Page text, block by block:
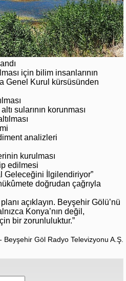
için bilim insanlarının
Genel Kurul kürsüsünden
sularının korunması
analizleri
kurulması
edilmesi
Geleceğini İlgilendiriyor”
doğrudan çağrıyla
açıklayın. Beyşehir Gölü’nü
Konya’nın değil,
bir zorunluluktur.”
Beyşehir Göl Radyo Televizyonu A.Ş.